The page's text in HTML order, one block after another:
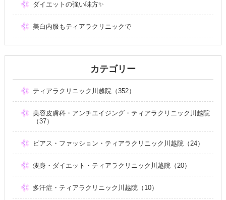
ダイエットの強い味方✨
美白内服もティアラクリニックで
カテゴリー
ティアラクリニック川越院（352）
美容皮膚科・アンチエイジング・ティアラクリニック川越院
（37）
ピアス・ファッション・ティアラクリニック川越院（24）
痩身・ダイエット・ティアラクリニック川越院（20）
多汗症・ティアラクリニック川越院（10）